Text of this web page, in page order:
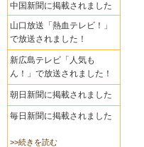
中国新聞に掲載されました
山口放送「熱血テレビ！」
で放送されました！
新広島テレビ「人気も
ん！」で放送されました！
朝日新聞に掲載されました
毎日新聞に掲載されました
>>続きを読む